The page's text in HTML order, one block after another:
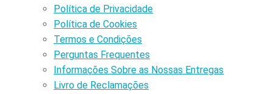
Política de Privacidade
Política de Cookies
Termos e Condições
Perguntas Frequentes
Informações Sobre as Nossas Entregas
Livro de Reclamações